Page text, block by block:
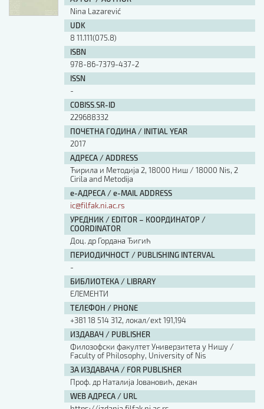
Nina Lazarević
UDK
8 11.111(075.8)
ISBN
978-86-7379-437-2
ISSN
-
COBISS.SR-ID
229688332
ПОЧЕТНА ГОДИНА / INITIAL YEAR
2017
АДРЕСА / ADDRESS
Ћирила и Методија 2, 18000 Ниш / 18000 Nis, 2
Cirila and Metodija
е-АДРЕСА / e-MAIL ADDRESS
ic@filfak.ni.ac.rs
УРЕДНИК / EDITOR – КООРДИНАТОР /
COORDINATOR
Доц. др Гордана Ђигић
ПЕРИОДИЧНОСТ / PUBLISHING INTERVAL
-
БИБЛИОТЕКА / LIBRARY
ЕЛЕМЕНТИ
ТЕЛЕФОН / PHONE
+381 18 514 312, локал/ext 191,194
ИЗДАВАЧ / PUBLISHER
Филозофски факултет Универзитета у Нишу /
Faculty of Philosophy, University of Nis
ЗА ИЗДАВАЧА / FOR PUBLISHER
Проф. др Наталија Јовановић, декан
WEB АДРЕСА / URL